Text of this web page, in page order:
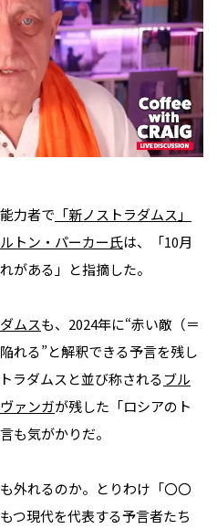
力者で 「新ノストラダムス」
トン・パーカー氏は、「10月
がある」と指摘した。
ムスも、2024年に“赤い敵（＝
れる”と解釈できる予言を残し
ラダムスと並び称されるブル
ァンガが残した「ロシアのト
も気がかりだ。
外れるのか。とりわけ「〇〇
つ現代を代表する予言者たち